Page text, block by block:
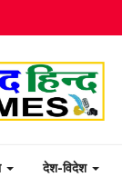
देश-विदेश